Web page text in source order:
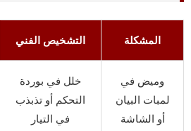
المشكلة التشخيص الفني
وميض في
لمبات البيان
أو الشاشة
خلل في بوردة
التحكم أو تذبذب
في التيار